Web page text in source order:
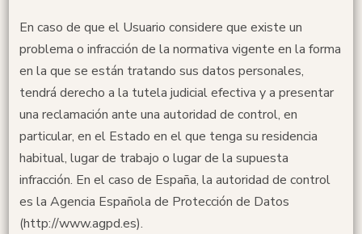
En caso de que el Usuario considere que existe un
problema o infracción de la normativa vigente en la forma
en la que se están tratando sus datos personales,
tendrá derecho a la tutela judicial efectiva y a presentar
una reclamación ante una autoridad de control, en
particular, en el Estado en el que tenga su residencia
habitual, lugar de trabajo o lugar de la supuesta
infracción. En el caso de España, la autoridad de control
es la Agencia Española de Protección de Datos
(http://www.agpd.es).